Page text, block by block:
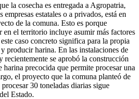
la cosecha es entregada a Agropatria,
estatales o a privados, está en
de la comuna. Esto es porque
en el territorio incluye asumir más factores
caso concreto significa para la propia
producir harina. En las instalaciones de
se aprobó la construcción
harina precocida que permite procesar una
el proyecto que la comuna planteó de
30 toneladas diarias sigue
Estado.